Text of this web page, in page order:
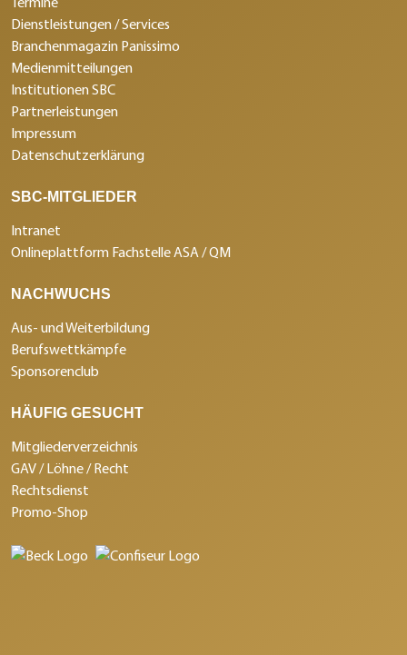
Dienstleistungen / Services
Branchenmagazin Panissimo
Medienmitteilungen
Institutionen SBC
Partnerleistungen
Impressum
Datenschutzerklärung
SBC-MITGLIEDER
Intranet
Onlineplattform Fachstelle ASA / QM
NACHWUCHS
Aus- und Weiterbildung
Berufswettkämpfe
Sponsorenclub
HÄUFIG GESUCHT
Mitgliederverzeichnis
GAV / Löhne / Recht
Rechtsdienst
Promo-Shop